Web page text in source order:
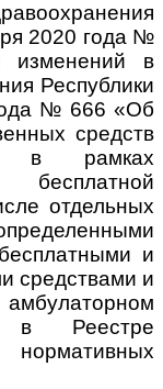
2020 года №
в
Республики
№ 666 «Об
средств
в рамках
бесплатной
отдельных
и
средствами и
в Реестре
нормативных